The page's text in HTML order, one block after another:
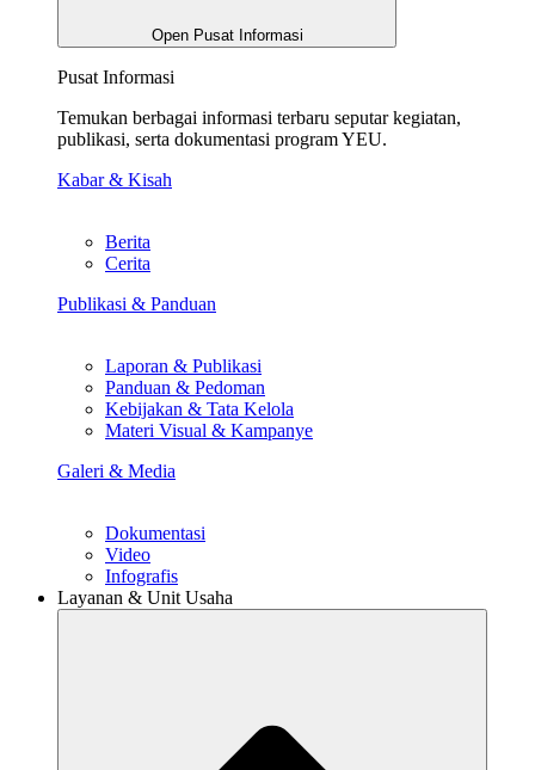
Open Pusat Informasi
Pusat Informasi
Temukan berbagai informasi terbaru seputar kegiatan,
publikasi, serta dokumentasi program YEU.
Kabar & Kisah
Berita
Cerita
Publikasi & Panduan
Laporan & Publikasi
Panduan & Pedoman
Kebijakan & Tata Kelola
Materi Visual & Kampanye
Galeri & Media
Dokumentasi
Video
Infografis
Layanan & Unit Usaha